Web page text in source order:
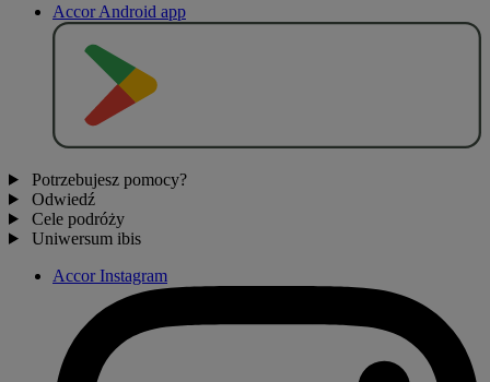
Accor Android app
Potrzebujesz pomocy?
Odwiedź
Cele podróży
Uniwersum ibis
Accor Instagram